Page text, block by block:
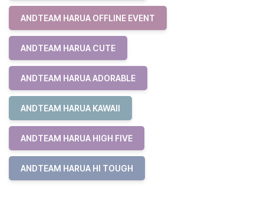
ANDTEAM HARUA OFFLINE EVENT
ANDTEAM HARUA CUTE
ANDTEAM HARUA ADORABLE
ANDTEAM HARUA KAWAII
ANDTEAM HARUA HIGH FIVE
ANDTEAM HARUA HI TOUGH